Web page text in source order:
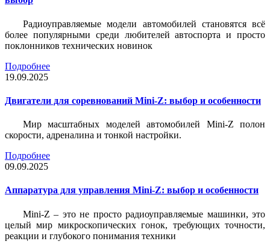
Радиоуправляемые модели автомобилей становятся всё
более популярными среди любителей автоспорта и просто
поклонников технических новинок
Подробнее
19.09.2025
Двигатели для соревнований Mini-Z: выбор и особенности
Мир масштабных моделей автомобилей Mini-Z полон
скорости, адреналина и тонкой настройки.
Подробнее
09.09.2025
Аппаратура для управления Mini-Z: выбор и особенности
Mini-Z – это не просто радиоуправляемые машинки, это
целый мир микроскопических гонок, требующих точности,
реакции и глубокого понимания техники